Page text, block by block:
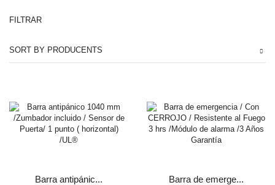
Accesorios
Estaciones de Jalón
Sirenas y Estrobos
Automatización - Casa Inteligente
Lutron
FILTRAR
SORT BY PRODUCENTS
Barra antipánic... Barra de emerge...